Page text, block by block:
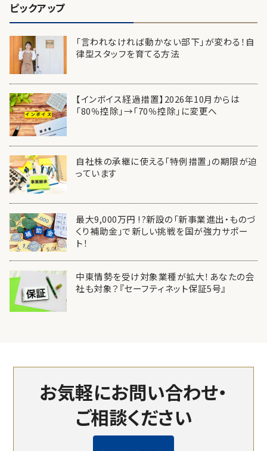
ピックアップ
「言われなければ動かない部下」が変わる！自
律型スタッフを育てる方法
【インボイス経過措置】2026年10月からは
「80％控除」→「70％控除」に変更へ
自社株の承継に使える「特例措置」の期限が迫
っています
最大9,000万円 !?新設の「新事業進出・ものづ
くり補助金」で新しい挑戦を国が強力サポー
ト！
中東情勢を受け対象業種が拡大！あなたの会
社も対象？『セーフティネット保証5号』
お気軽にお問い合わせ・
ご相談ください